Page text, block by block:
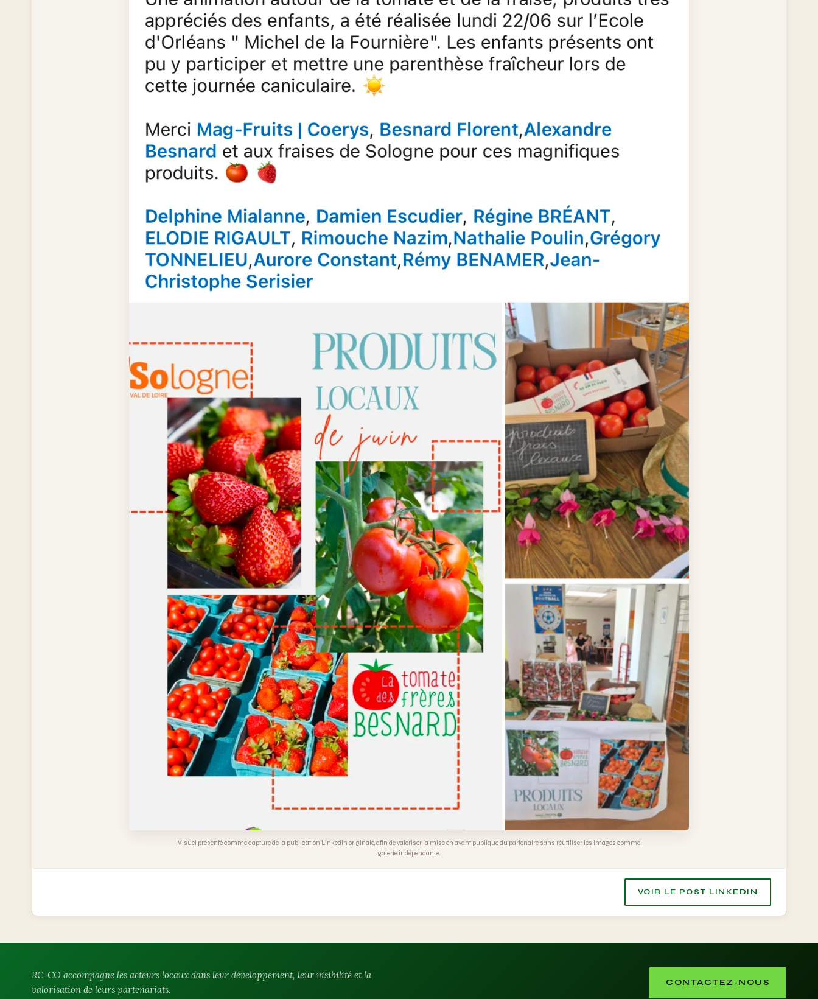
Visuel présenté comme capture de la publication LinkedIn originale, afin de valoriser la mise en avant publique du partenaire sans réutiliser les images comme
galerie indépendante.
VOIR LE POST LINKEDIN
RC-CO accompagne les acteurs locaux dans leur développement, leur visibilité et la
valorisation de leurs partenariats.
CONTACTEZ-NOUS